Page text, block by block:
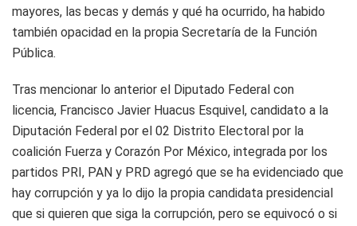
mayores, las becas y demás y qué ha ocurrido, ha habido
también opacidad en la propia Secretaría de la Función
Pública.
Tras mencionar lo anterior el Diputado Federal con
licencia, Francisco Javier Huacus Esquivel, candidato a la
Diputación Federal por el 02 Distrito Electoral por la
coalición Fuerza y Corazón Por México, integrada por los
partidos PRI, PAN y PRD agregó que se ha evidenciado que
hay corrupción y ya lo dijo la propia candidata presidencial
que si quieren que siga la corrupción, pero se equivocó o si